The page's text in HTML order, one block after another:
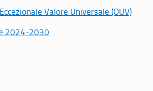
Valore Universale (OUV)
2024-2030